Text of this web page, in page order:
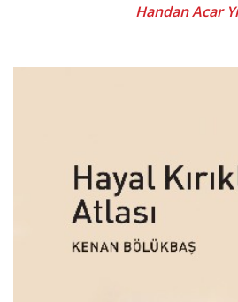
Handan Acar